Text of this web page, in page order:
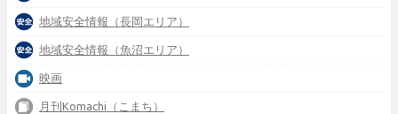
地域安全情報（長岡エリア）
地域安全情報（魚沼エリア）
映画
月刊Komachi（こまち）